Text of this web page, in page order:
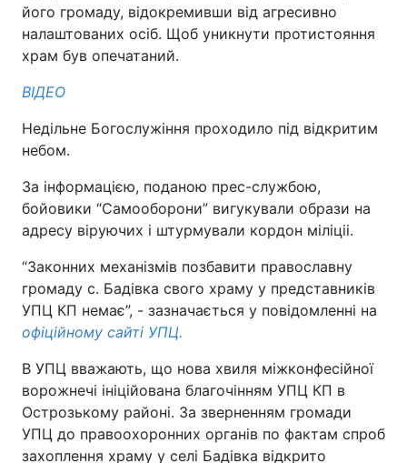
його громаду, відокремивши від агресивно
налаштованих осіб. Щоб уникнути протистояння
храм був опечатаний.
ВІДЕО
Недільне Богослужіння проходило під відкритим
небом.
За інформацією, поданою прес-службою,
бойовики “Cамооборони” вигукували образи на
адресу віруючих і штурмували кордон міліціі.
“Законних механізмів позбавити православну
громаду с. Бадівка свого храму у представників
УПЦ КП немає”, - зазначається у повідомленні на
офіційному сайті УПЦ.
В УПЦ вважають, що нова хвиля міжконфесійної
ворожнечі ініційована благочінням УПЦ КП в
Острозькому районі. За зверненням громади
УПЦ до правоохоронних органів по фактам спроб
захоплення храму у селі Бадівка відкрито